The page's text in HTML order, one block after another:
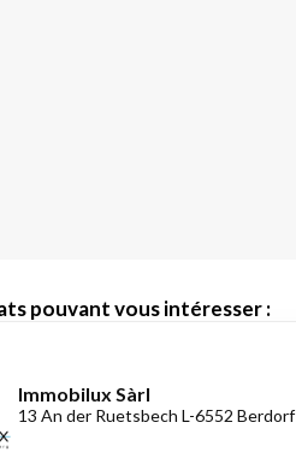
pouvant vous intéresser :
Immobilux Sàrl
13 An der Ruetsbech L-6552 Berdorf